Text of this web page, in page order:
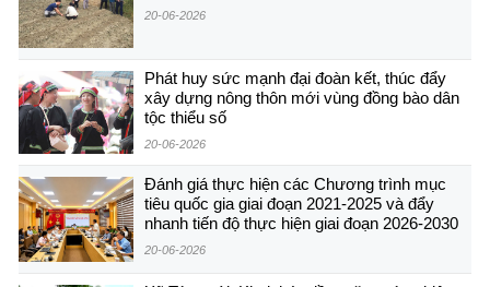
20-06-2026
Phát huy sức mạnh đại đoàn kết, thúc đẩy
xây dựng nông thôn mới vùng đồng bào dân
tộc thiểu số
20-06-2026
Đánh giá thực hiện các Chương trình mục
tiêu quốc gia giai đoạn 2021-2025 và đẩy
nhanh tiến độ thực hiện giai đoạn 2026-2030
20-06-2026